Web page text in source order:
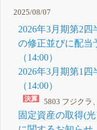
2025/08/07
2026年3月期第2
の修正並びに配当
（14:00）
2026年3月期第1
（14:00）
5803 フジクラ
固定資産の取得(